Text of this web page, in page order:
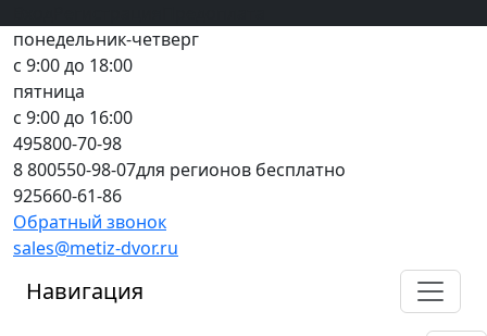
понедельник-четверг
с 9:00 до 18:00
пятница
с 9:00 до 16:00
495800-70-98
8 800550-98-07для регионов бесплатно
925660-61-86
Обратный звонок
sales@metiz-dvor.ru
Навигация